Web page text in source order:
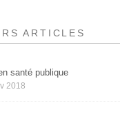
ARTICLES
santé publique
2018